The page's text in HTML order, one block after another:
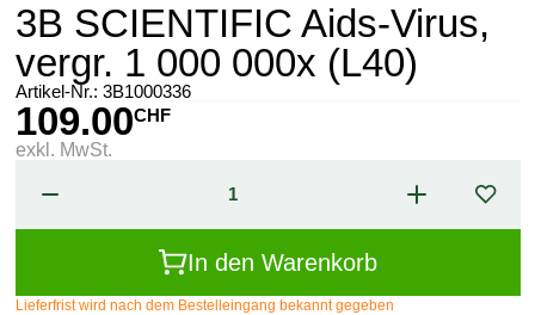
3B SCIENTIFIC Aids-Virus,
vergr. 1 000 000x (L40)
Artikel-Nr.: 3B1000336
109.00CHF
exkl. MwSt.
In den Warenkorb
Lieferfrist wird nach dem Bestelleingang bekannt gegeben